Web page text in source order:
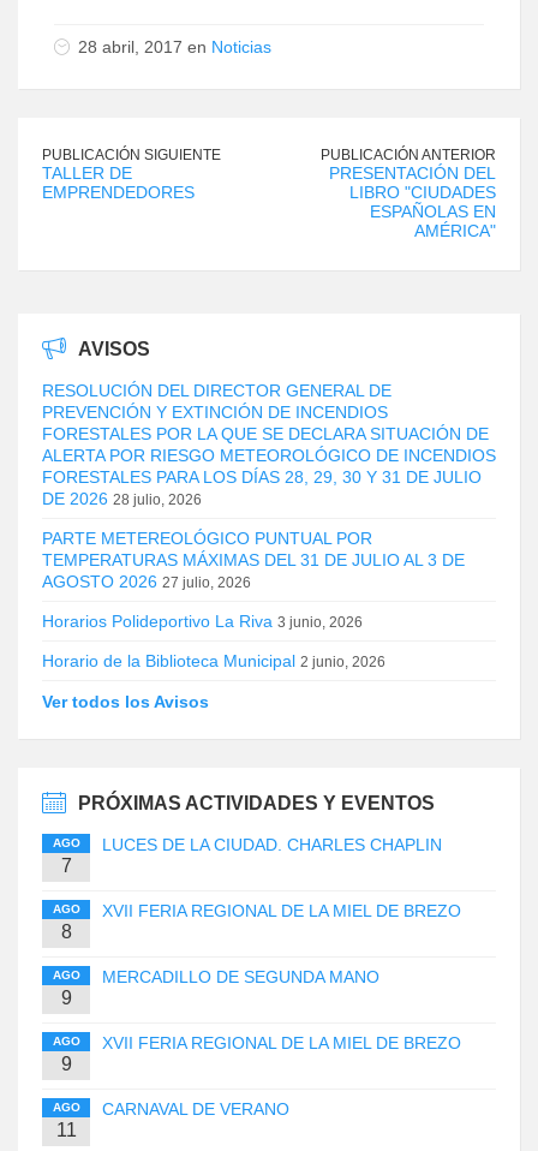
28 abril, 2017 en Noticias
PUBLICACIÓN SIGUIENTE
TALLER DE
EMPRENDEDORES
PUBLICACIÓN ANTERIOR
PRESENTACIÓN DEL
LIBRO "CIUDADES
ESPAÑOLAS EN
AMÉRICA"
AVISOS
RESOLUCIÓN DEL DIRECTOR GENERAL DE
PREVENCIÓN Y EXTINCIÓN DE INCENDIOS
FORESTALES POR LA QUE SE DECLARA SITUACIÓN DE
ALERTA POR RIESGO METEOROLÓGICO DE INCENDIOS
FORESTALES PARA LOS DÍAS 28, 29, 30 Y 31 DE JULIO
DE 2026 28 julio, 2026
PARTE METEREOLÓGICO PUNTUAL POR
TEMPERATURAS MÁXIMAS DEL 31 DE JULIO AL 3 DE
AGOSTO 2026 27 julio, 2026
Horarios Polideportivo La Riva 3 junio, 2026
Horario de la Biblioteca Municipal 2 junio, 2026
Ver todos los Avisos
PRÓXIMAS ACTIVIDADES Y EVENTOS
AGO
7
LUCES DE LA CIUDAD. CHARLES CHAPLIN
AGO
8
XVII FERIA REGIONAL DE LA MIEL DE BREZO
AGO
9
MERCADILLO DE SEGUNDA MANO
AGO
9
XVII FERIA REGIONAL DE LA MIEL DE BREZO
AGO
11
CARNAVAL DE VERANO